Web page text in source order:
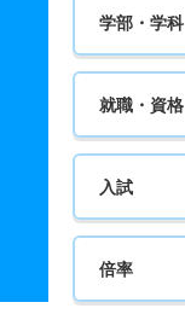
学部・学科
就職・資格
入試
倍率